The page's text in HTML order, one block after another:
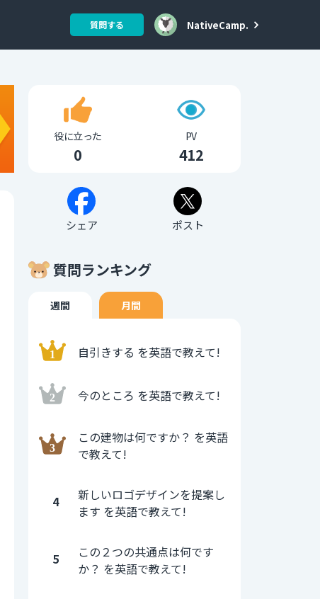
質問する NativeCamp.
役に立った
0
PV
412
シェア ポスト
質問ランキング
週間 月間
自引きする を英語で教えて!
今のところ を英語で教えて!
この建物は何ですか？ を英語
で教えて!
4
新しいロゴデザインを提案し
ます を英語で教えて!
5
この２つの共通点は何です
か？ を英語で教えて!